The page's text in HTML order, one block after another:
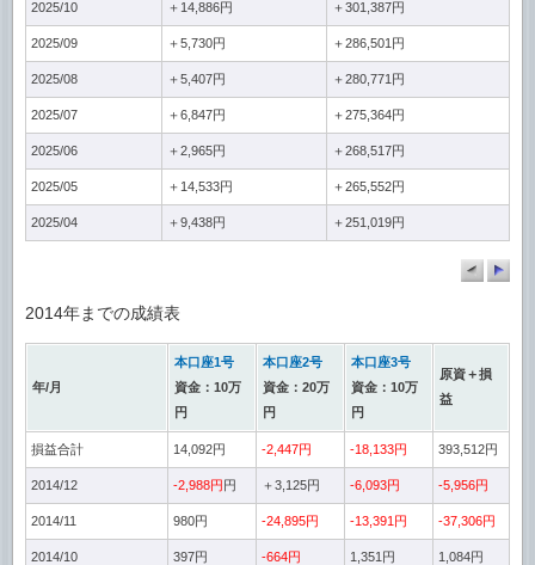
2025/10 ＋14,886円 ＋301,387円
2025/09 ＋5,730円 ＋286,501円
2025/08 ＋5,407円 ＋280,771円
2025/07 ＋6,847円 ＋275,364円
2025/06 ＋2,965円 ＋268,517円
2025/05 ＋14,533円 ＋265,552円
2025/04 ＋9,438円 ＋251,019円
2014年までの成績表
年/月
本口座1号
資金：10万
円
本口座2号
資金：20万
円
本口座3号
資金：10万
円
原資＋損
益
損益合計 14,092円 -2,447円 -18,133円 393,512円
2014/12 -2,988円円 ＋3,125円 -6,093円 -5,956円
2014/11 980円 -24,895円 -13,391円 -37,306円
2014/10 397円 -664円 1,351円 1,084円